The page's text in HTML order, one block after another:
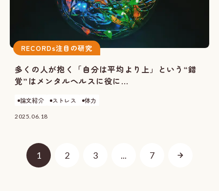
RECORDs注目の研究
多くの人が抱く「自分は平均より上」という“錯
覚”はメンタルヘルスに役に...
論文紹介 ストレス 体力
2025.06.18
1 2 3 ... 7